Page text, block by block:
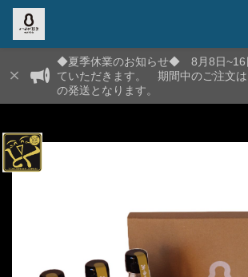
◆夏季休業のお知らせ◆ 8月8日~16
ていただきます。 期間中のご注文
の発送となります。